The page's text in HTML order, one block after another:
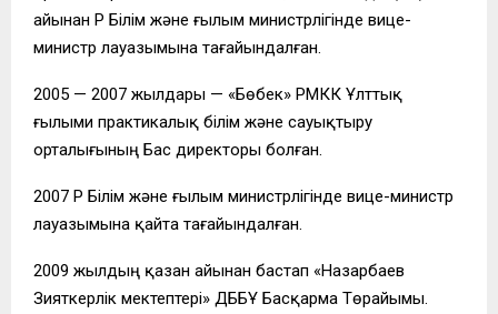
айынан ҚР Білім және ғылым министрлігінде вице-
министр лауазымына тағайындалған.
2005 — 2007 жылдары — «Бөбек» РМКК Ұлттық
ғылыми практикалық білім және сауықтыру
орталығының Бас директоры болған.
2007 ҚР Білім және ғылым министрлігінде вице-министр
лауазымына қайта тағайындалған.
2009 жылдың қазан айынан бастап «Назарбаев
Зияткерлік мектептері» ДББҰ Басқарма Төрайымы.